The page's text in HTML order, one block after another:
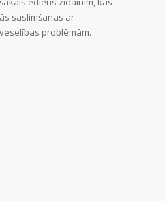
saslimšanas ar
problēmām.